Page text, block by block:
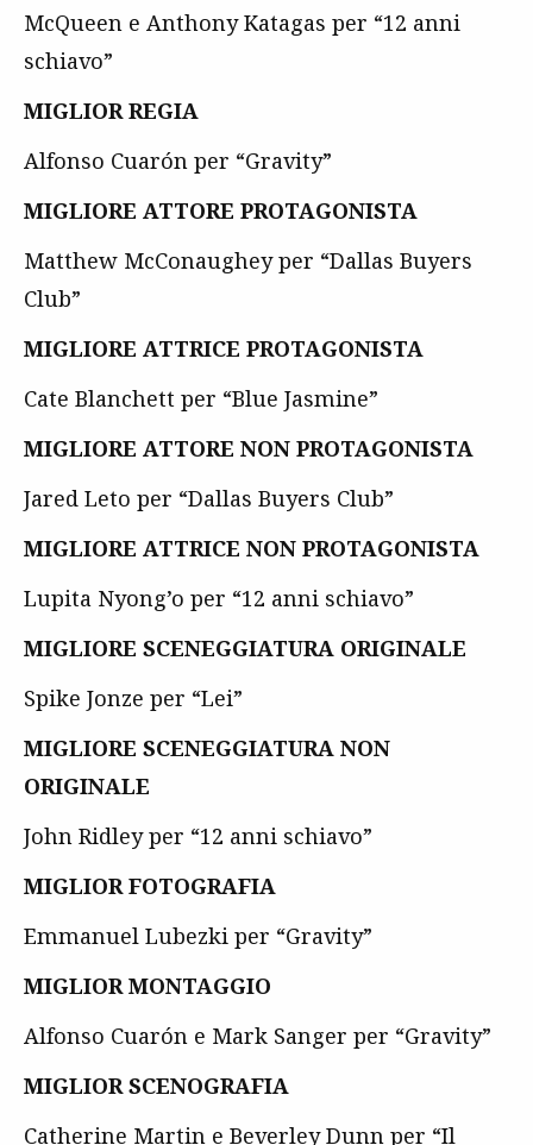
McQueen e Anthony Katagas per “12 anni
schiavo”
MIGLIOR REGIA
Alfonso Cuarón per “Gravity”
MIGLIORE ATTORE PROTAGONISTA
Matthew McConaughey per “Dallas Buyers
Club”
MIGLIORE ATTRICE PROTAGONISTA
Cate Blanchett per “Blue Jasmine”
MIGLIORE ATTORE NON PROTAGONISTA
Jared Leto per “Dallas Buyers Club”
MIGLIORE ATTRICE NON PROTAGONISTA
Lupita Nyong’o per “12 anni schiavo”
MIGLIORE SCENEGGIATURA ORIGINALE
Spike Jonze per “Lei”
MIGLIORE SCENEGGIATURA NON
ORIGINALE
John Ridley per “12 anni schiavo”
MIGLIOR FOTOGRAFIA
Emmanuel Lubezki per “Gravity”
MIGLIOR MONTAGGIO
Alfonso Cuarón e Mark Sanger per “Gravity”
MIGLIOR SCENOGRAFIA
Catherine Martin e Beverley Dunn per “Il